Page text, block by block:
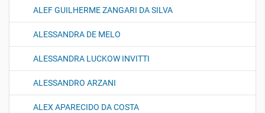
ALEF GUILHERME ZANGARI DA SILVA
ALESSANDRA DE MELO
ALESSANDRA LUCKOW INVITTI
ALESSANDRO ARZANI
ALEX APARECIDO DA COSTA